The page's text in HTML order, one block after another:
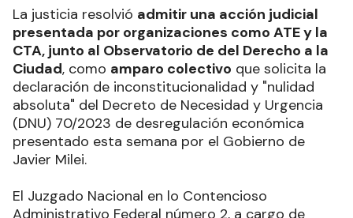
La justicia resolvió admitir una acción judicial
presentada por organizaciones como ATE y la
CTA, junto al Observatorio de del Derecho a la
Ciudad, como amparo colectivo que solicita la
declaración de inconstitucionalidad y "nulidad
absoluta" del Decreto de Necesidad y Urgencia
(DNU) 70/2023 de desregulación económica
presentado esta semana por el Gobierno de
Javier Milei.
El Juzgado Nacional en lo Contencioso
Administrativo Federal número 2, a cargo de